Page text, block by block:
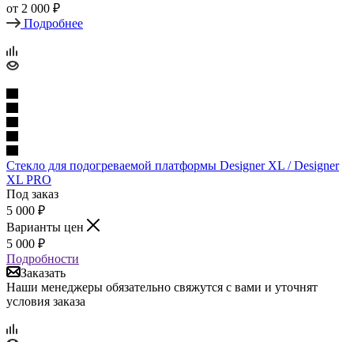
от 2 000 ₽
Подробнее
Стекло для подогреваемой платформы Designer XL / Designer
XL PRO
Под заказ
5 000 ₽
Варианты цен
5 000 ₽
Подробности
Заказать
Наши менеджеры обязательно свяжутся с вами и уточнят
условия заказа